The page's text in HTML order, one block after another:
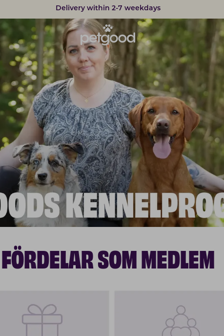
Developed by vets
FÖRDELAR SOM MEDLEM